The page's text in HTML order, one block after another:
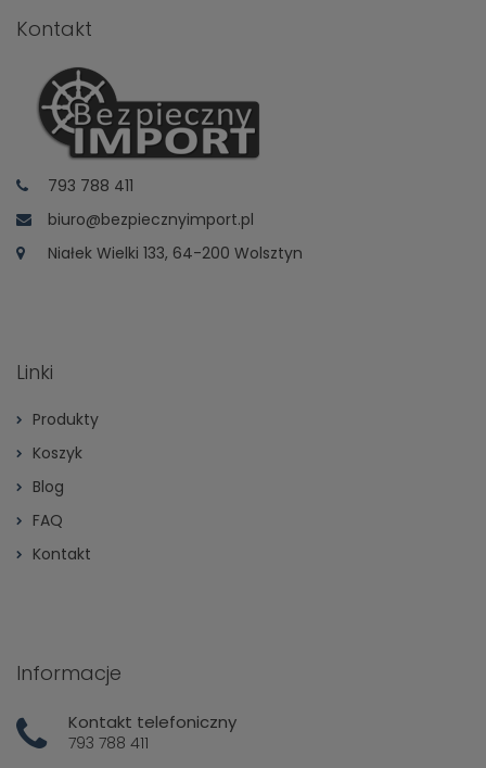
Kontakt
793 788 411
biuro@bezpiecznyimport.pl
Niałek Wielki 133, 64-200 Wolsztyn
Linki
Produkty
Koszyk
Blog
FAQ
Kontakt
Informacje
Kontakt telefoniczny
793 788 411